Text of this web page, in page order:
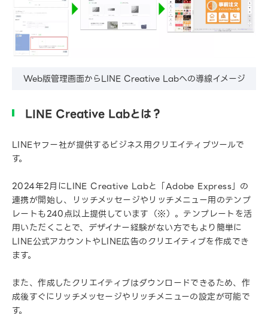
Web版管理画面からLINE Creative Labへの導線イメージ
LINE Creative Labとは？
LINEヤフー社が提供するビジネス用クリエイティブツールで
す。
2024年2月にLINE Creative Labと「Adobe Express」の
連携が開始し、リッチメッセージやリッチメニュー用のテンプ
レートも240点以上提供しています（※）。テンプレートを活
用いただくことで、デザイナー経験がない方でもより簡単に
LINE公式アカウントやLINE広告のクリエイティブを作成でき
ます。
また、作成したクリエイティブはダウンロードできるため、作
成後すぐにリッチメッセージやリッチメニューの設定が可能で
す。